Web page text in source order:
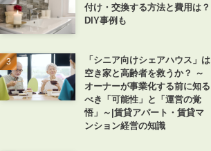
付け・交換する方法と費用は？
DIY事例も
「シニア向けシェアハウス」は
空き家と高齢者を救うか？ ～
オーナーが事業化する前に知る
べき「可能性」と「運営の覚
悟」～|賃貸アパート・賃貸マ
ンション経営の知識